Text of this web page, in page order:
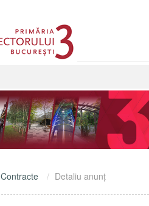
Contracte Detaliu anunţ